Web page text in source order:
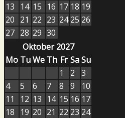
13
14 15 16 17 18 19
20 21 22 23 24 25 26
27 28 29 30
Oktober 2027
Mo TuWe Th Fr SaSu
1
2
3
4
5 6 7 8 9
10
11
12 13 14 15 16 17
18
19 20 21 22 23 24